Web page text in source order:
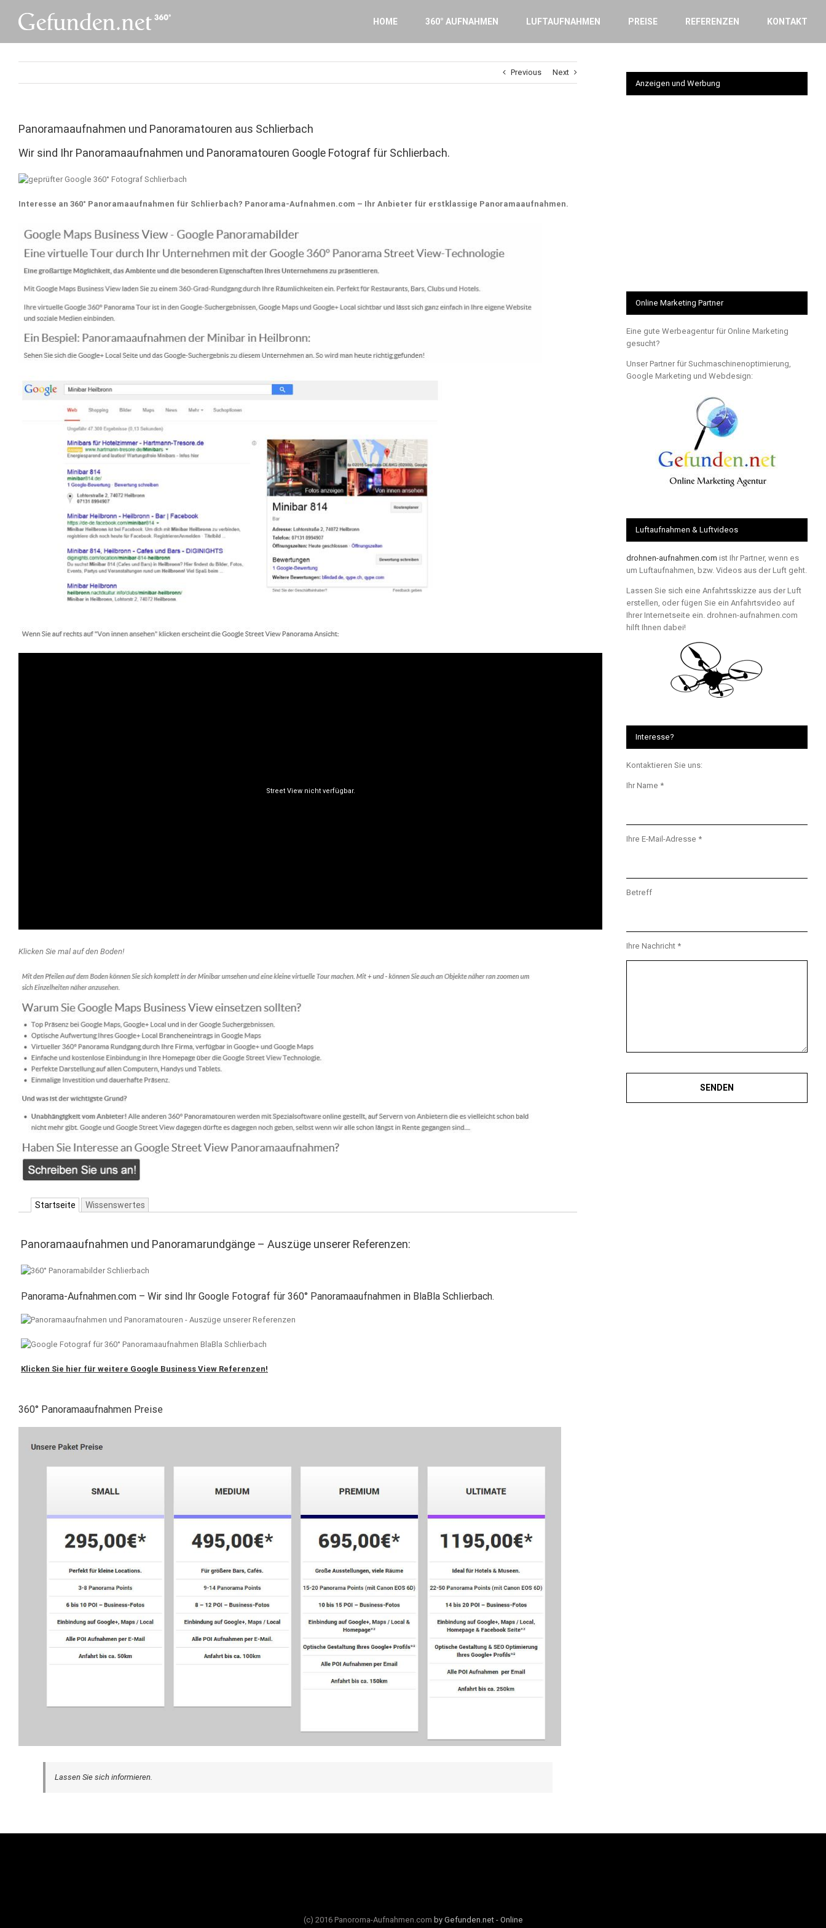
content
HOME 360° AUFNAHMEN LUFTAUFNAHMEN PREISE REFERENZEN KONTAKT
Previous Next
Panoramaaufnahmen und Panoramatouren aus Schlierbach
Wir sind Ihr Panoramaaufnahmen und Panoramatouren Google Fotograf für Schlierbach.
Interesse an 360° Panoramaaufnahmen für Schlierbach? Panorama-Aufnahmen.com – Ihr Anbieter für erstklassige Panoramaaufnahmen.
Klicken Sie mal auf den Boden!
Startseite Wissenswertes
Panoramaaufnahmen und Panoramarundgänge – Auszüge unserer Referenzen:
Panorama-Aufnahmen.com – Wir sind Ihr Google Fotograf für 360° Panoramaaufnahmen in BlaBla Schlierbach.
Klicken Sie hier für weitere Google Business View Referenzen!
360° Panoramaaufnahmen Preise
Lassen Sie sich informieren.
Anzeigen und Werbung
Online Marketing Partner
Eine gute Werbeagentur für Online Marketing
gesucht?
Unser Partner für Suchmaschinenoptimierung,
Google Marketing und Webdesign:
Luftaufnahmen & Luftvideos
drohnen-aufnahmen.com ist Ihr Partner, wenn es
um Luftaufnahmen, bzw. Videos aus der Luft geht.
Lassen Sie sich eine Anfahrtsskizze aus der Luft
erstellen, oder fügen Sie ein Anfahrtsvideo auf
Ihrer Internetseite ein. drohnen-aufnahmen.com
hilft Ihnen dabei!
Interesse?
Kontaktieren Sie uns:
Ihr Name *
Ihre E-Mail-Adresse *
Betreff
Ihre Nachricht *
(c) 2016 Panoroma-Aufnahmen.com by Gefunden.net - Online